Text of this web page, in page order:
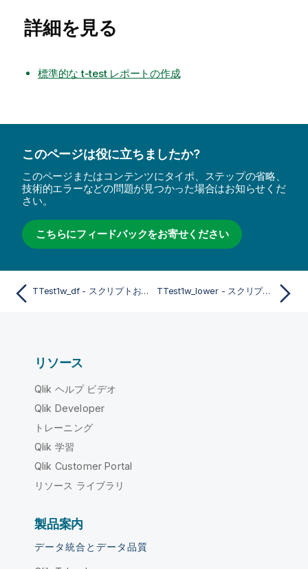
詳細を見る
標準的な t-test レポートの作成
このページは役に立ちましたか?
このページまたはコンテンツにタイポ、ステップの省略、
技術的エラーなどの問題が見つかった場合はお知らせくだ
さい。
こちらにフィードバックをお寄せください
TTest1w_df - スクリプトおよびチャート関数 TTest1w_lower - スクリプトおよびチャート関数
リソース
Qlik ヘルプ ビデオ
Qlik Developer
トレーニング
Qlik 学習
Qlik Customer Portal
リソース ライブラリ
製品案内
データ統合とデータ品質